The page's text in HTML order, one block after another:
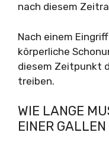
nach diesem
Nach einem
körperliche
diesem Zeitpunkt
treiben.
WIE LANGE
EINER